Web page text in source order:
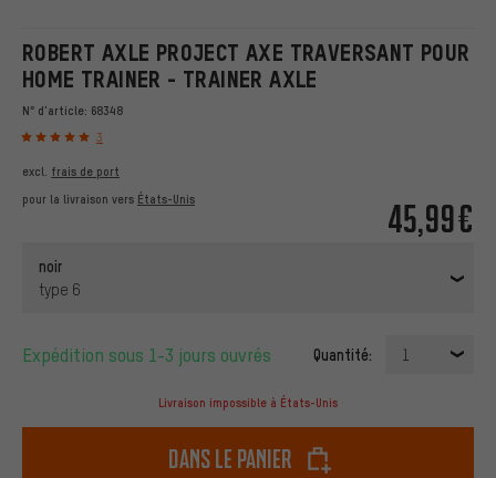
ROBERT AXLE PROJECT AXE TRAVERSANT POUR
HOME TRAINER - TRAINER AXLE
N° d'article: 68348
3
45,99€
excl. frais de port
pour la livraison vers États-Unis
noir
type 6
Expédition sous 1-3 jours ouvrés Quantité: 1
Livraison impossible à États-Unis
dans le panier